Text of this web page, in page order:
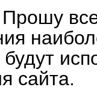
сайта.